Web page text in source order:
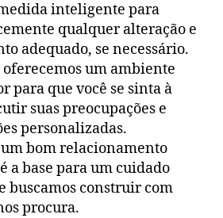
inteligente para
qualquer alteração e
adequado, se necessário.
um ambiente
para que você se sinta à
suas preocupações e
personalizadas.
bom relacionamento
a base para um cuidado
buscamos construir com
procura.